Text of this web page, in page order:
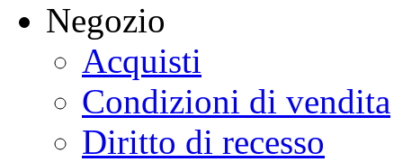
Negozio
Acquisti
Condizioni di vendita
Diritto di recesso